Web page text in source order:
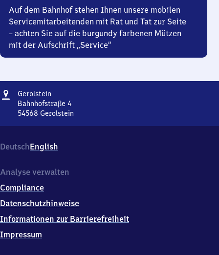
Auf dem Bahnhof stehen Ihnen unsere mobilen
Servicemitarbeitenden mit Rat und Tat zur Seite
– achten Sie auf die burgundy farbenen Mützen
mit der Aufschrift „Service“
Adresse
Gerolstein
Bahnhofstraße 4
54568 Gerolstein
4,
5
5
8
Gerolstein
DeutschEnglish
Analyse verwalten
Compliance
Datenschutzhinweise
Informationen zur Barrierefreiheit
Impressum